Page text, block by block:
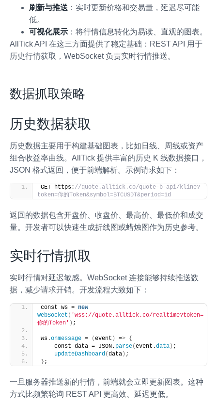
刷新与推送 ：实时更新价格和交易量，延迟尽可能
低。
可视化展示 ：将行情信息转化为易读、直观的图表。
AllTick API 在这三方面提供了稳定基础：REST API 用于
历史行情获取，WebSocket 负责实时行情推送。
数据抓取策略
历史数据获取
历史数据主要用于构建基础图表，比如日线、周线或资产
组合收益率曲线。AllTick 提供丰富的历史 K 线数据接口，
JSON 格式返回，便于前端解析。示例请求如下：
GET https: //quote.alltick.co/quote-b-api/kline?
token=你的Token&symbol=BTCUSDT&period=1d
返回的数据包含开盘价、收盘价、最高价、最低价和成交
量。开发者可以快速生成折线图或蜡烛图作为历史参考。
实时行情抓取
实时行情对延迟敏感。WebSocket 连接能够持续推送数
据，减少请求开销。开发流程大致如下：
const ws = new
WebSocket ( 'wss://quote.alltick.co/realtime?token=
你的Token' ) ;
ws.onmessage = (event ) => {
    const data = JSON.
parse(event.data) ;
updateDashboard (data) ;
} ;
一旦服务器推送新的行情，前端就会立即更新图表。这种
方式比频繁轮询 REST API 更高效、延迟更低。